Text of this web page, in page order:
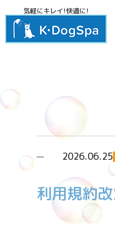
気軽にキレイ！快適に！
2026.06.25
利用規約